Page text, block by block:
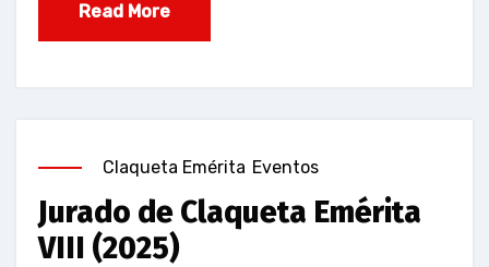
Read More
Claqueta Emérita Eventos
Jurado de Claqueta Emérita
VIII (2025)